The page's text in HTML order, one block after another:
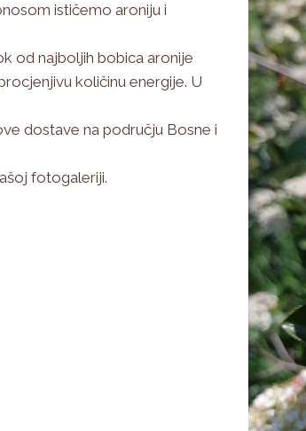
ističemo aroniju i
od najboljih bobica aronije
količinu energije. U
dostave na području Bosne i
fotogaleriji.